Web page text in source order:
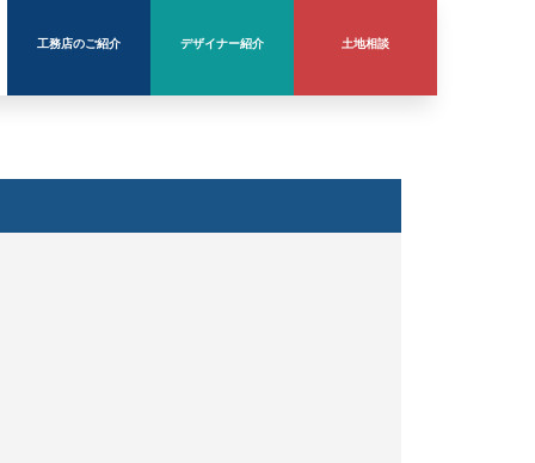
工務店のご紹介 デザイナー紹介 土地相談